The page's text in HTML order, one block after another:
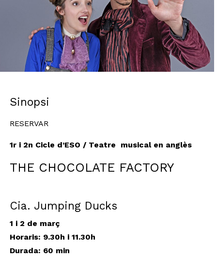
Sinopsi
RESERVAR
1r i 2n Cicle d’ESO / Teatre musical en anglès
THE CHOCOLATE FACTORY
Cia. Jumping Ducks
1 i 2 de març
Horaris: 9.30h i 11.30h
Durada: 60 min